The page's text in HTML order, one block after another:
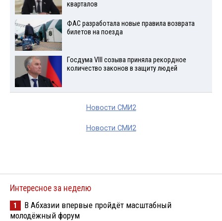
кварталов
ФАС разработала новые правила возврата
билетов на поезда
Госдума VIII созыва приняла рекордное
количество законов в защиту людей
Новости СМИ2
Новости СМИ2
Интересное за неделю
1
В Абхазии впервые пройдёт масштабный
молодёжный форум